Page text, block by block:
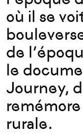
où il se
de
le
Journey,
rurale.